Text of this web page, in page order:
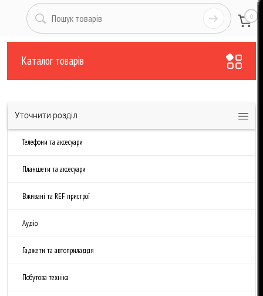
0
Каталог товарів
Уточнити розділ
Телефони та аксесуари
Планшети та аксесуари
Вживані та REF пристрої
Аудіо
Гаджети та автоприладдя
Побутова техніка